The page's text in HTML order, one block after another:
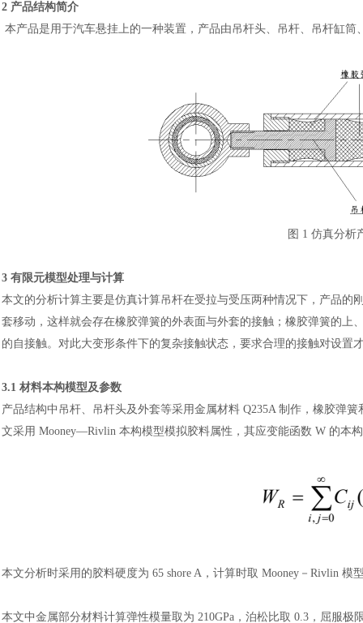
2 产品结构简介
本产品是用于汽车悬挂上的一种装置，产品由吊杆头、吊杆、吊杆缸
图 1 仿真分析
3 有限元模型处理与计算
本文的分析计算主要是仿真计算吊杆在受拉与受压两种情况下，产品的
套移动，这样就会存在橡胶弹簧的外表面与外套的接触；橡胶弹簧的
的自接触。对此大变形条件下的复杂接触状态，要求合理的接触对设置
3.1 材料本构模型及参数
产品结构中吊杆、吊杆头及外套等采用金属材料 Q235A 制作，橡胶弹
文采用 Mooney—Rivlin 本构模型模拟胶料属性，其应变能函数 W 的本
本文分析时采用的胶料硬度为 65 shore A，计算时取 Mooney－Rivlin 模
本文中金属部分材料计算弹性模量取为 210GPa，泊松比取 0.3，屈服极